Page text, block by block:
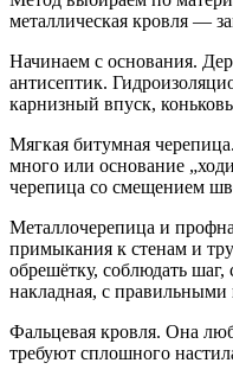
металлическая кровля —
Начинаем с основания.
антисептик.
карнизный впуск,
Мягкая битумная
много или основание
черепица со смещением
Металлочерепица и
примыкания к стенам и
обрешётку, соблюдать
накладная, с правильными
Фальцевая кровля. Она
требуют сплошного